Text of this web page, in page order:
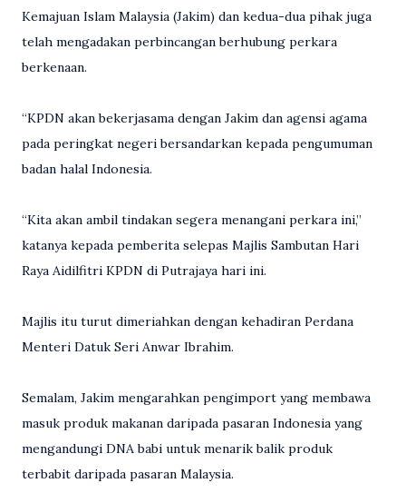
Kemajuan Islam Malaysia (Jakim) dan kedua-dua pihak juga
telah mengadakan perbincangan berhubung perkara
berkenaan.
“KPDN akan bekerjasama dengan Jakim dan agensi agama
pada peringkat negeri bersandarkan kepada pengumuman
badan halal Indonesia.
“Kita akan ambil tindakan segera menangani perkara ini,”
katanya kepada pemberita selepas Majlis Sambutan Hari
Raya Aidilfitri KPDN di Putrajaya hari ini.
Majlis itu turut dimeriahkan dengan kehadiran Perdana
Menteri Datuk Seri Anwar Ibrahim.
Semalam, Jakim mengarahkan pengimport yang membawa
masuk produk makanan daripada pasaran Indonesia yang
mengandungi DNA babi untuk menarik balik produk
terbabit daripada pasaran Malaysia.